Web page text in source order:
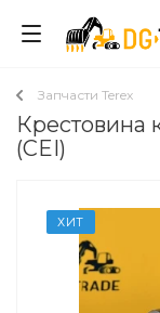
Запчасти Terex
Крестовина
(CEI)
ХИТ